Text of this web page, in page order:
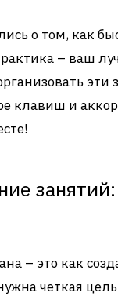
о том, как
– ваш
эти
клавиш и
– это как
четкая